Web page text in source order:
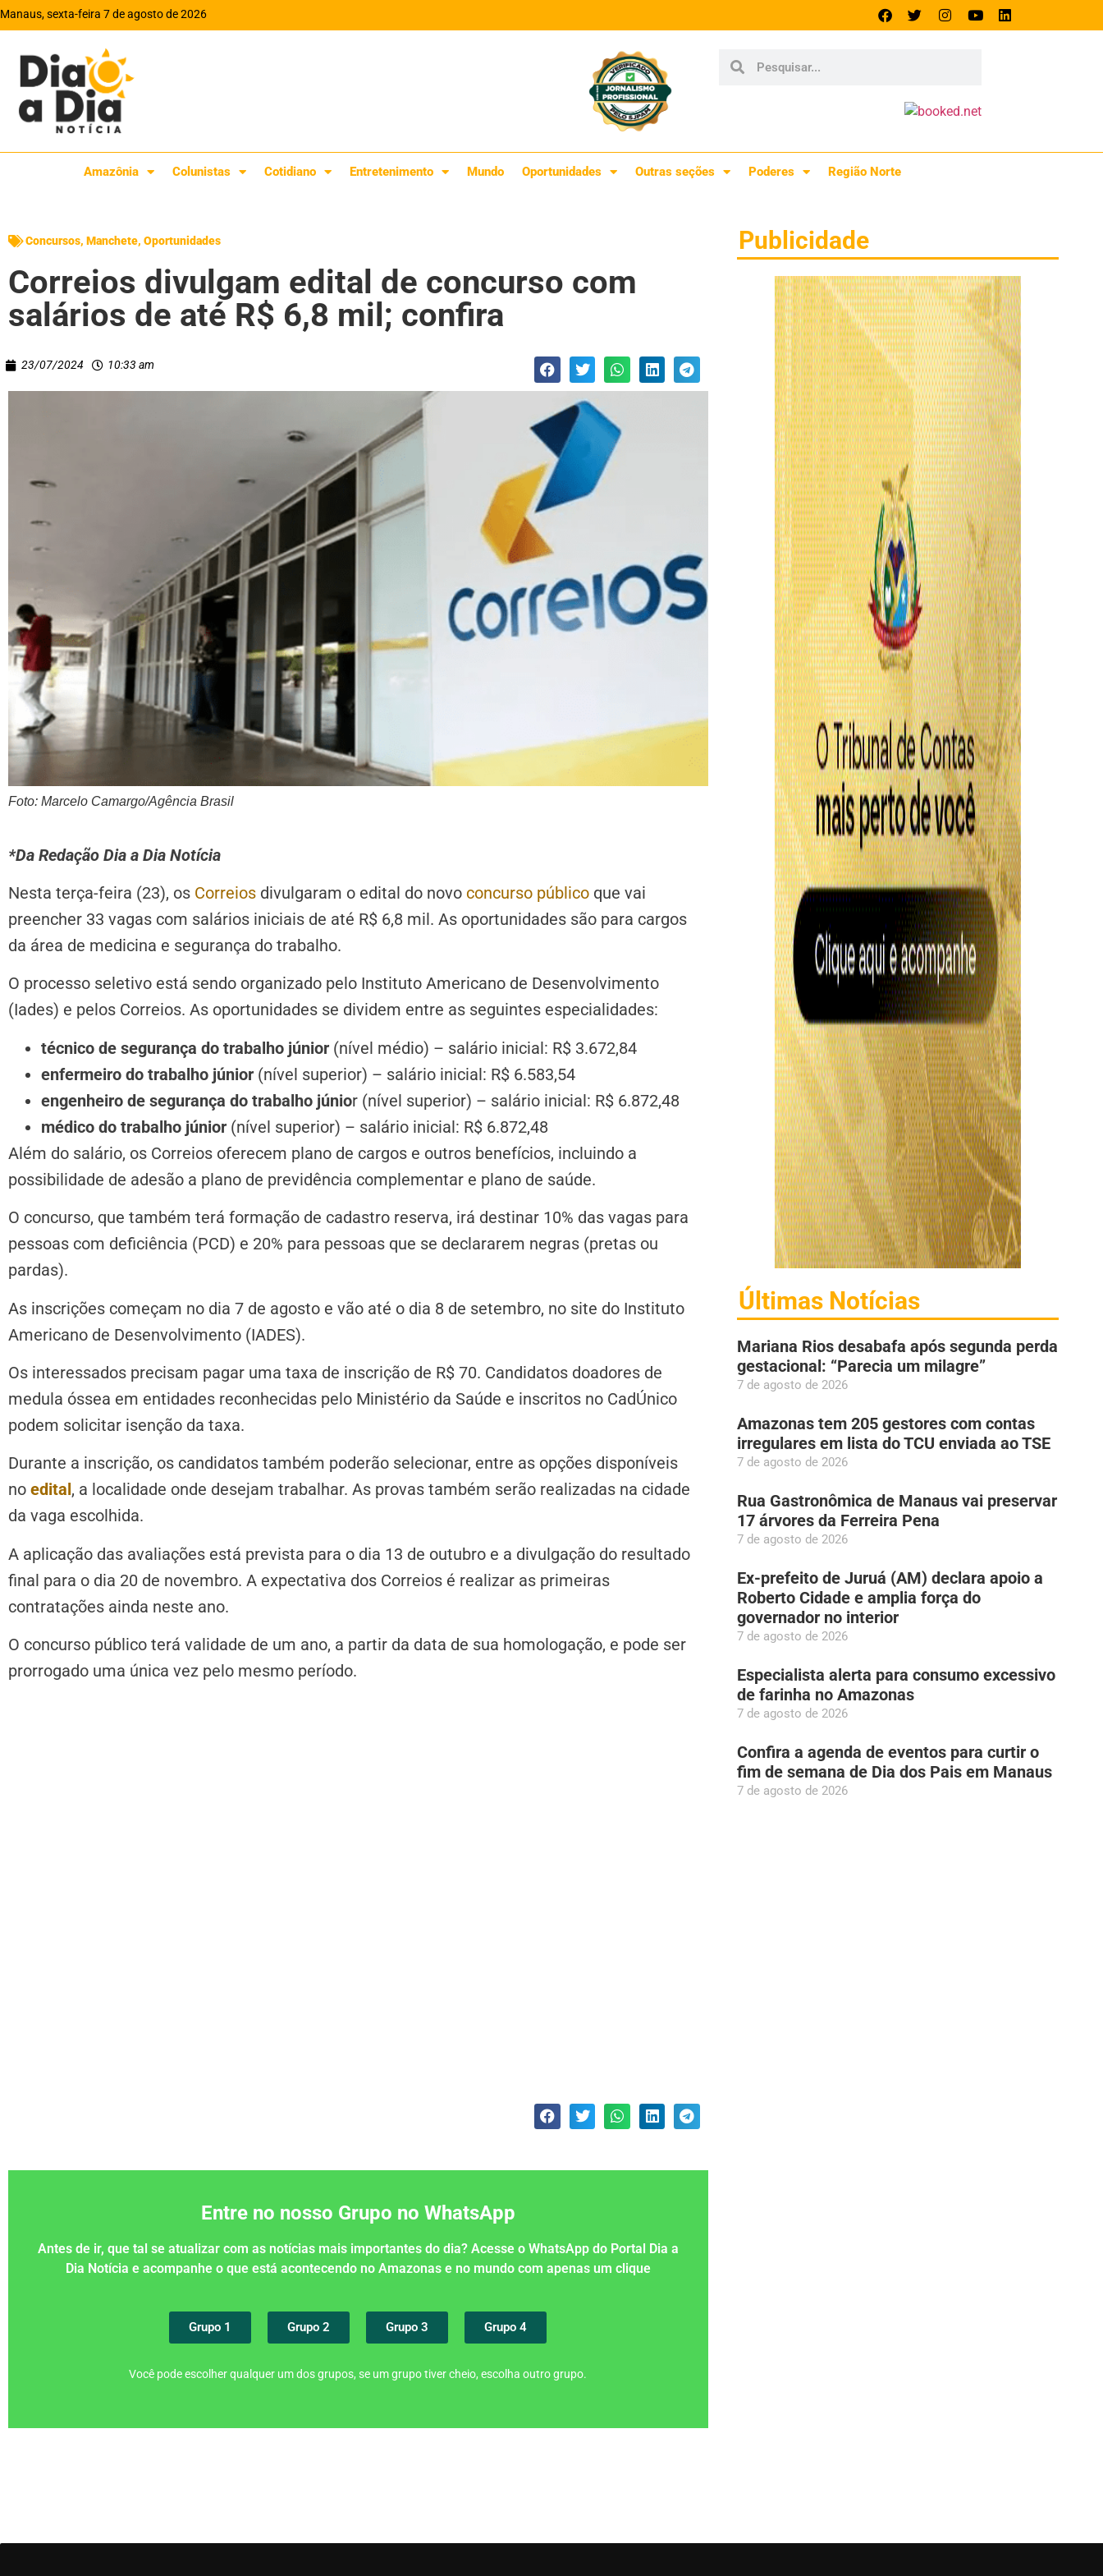
Manaus, sexta-feira 7 de agosto de 2026
Amazônia Colunistas Cotidiano Entretenimento Mundo Oportunidades Outras seções Poderes Região Norte
Concursos, Manchete, Oportunidades
Correios divulgam edital de concurso com
salários de até R$ 6,8 mil; confira
23/07/2024 10:33 am
Foto: Marcelo Camargo/Agência Brasil
*Da Redação Dia a Dia Notícia
Nesta terça-feira (23), os Correios divulgaram o edital do novo concurso público que vai
preencher 33 vagas com salários iniciais de até R$ 6,8 mil. As oportunidades são para cargos
da área de medicina e segurança do trabalho.
O processo seletivo está sendo organizado pelo Instituto Americano de Desenvolvimento
(Iades) e pelos Correios. As oportunidades se dividem entre as seguintes especialidades:
técnico de segurança do trabalho júnior (nível médio) – salário inicial: R$ 3.672,84
enfermeiro do trabalho júnior (nível superior) – salário inicial: R$ 6.583,54
engenheiro de segurança do trabalho júnior (nível superior) – salário inicial: R$ 6.872,48
médico do trabalho júnior (nível superior) – salário inicial: R$ 6.872,48
Além do salário, os Correios oferecem plano de cargos e outros benefícios, incluindo a
possibilidade de adesão a plano de previdência complementar e plano de saúde.
O concurso, que também terá formação de cadastro reserva, irá destinar 10% das vagas para
pessoas com deficiência (PCD) e 20% para pessoas que se declararem negras (pretas ou
pardas).
As inscrições começam no dia 7 de agosto e vão até o dia 8 de setembro, no site do Instituto
Americano de Desenvolvimento (IADES).
Os interessados precisam pagar uma taxa de inscrição de R$ 70. Candidatos doadores de
medula óssea em entidades reconhecidas pelo Ministério da Saúde e inscritos no CadÚnico
podem solicitar isenção da taxa.
Durante a inscrição, os candidatos também poderão selecionar, entre as opções disponíveis
no edital , a localidade onde desejam trabalhar. As provas também serão realizadas na cidade
da vaga escolhida.
A aplicação das avaliações está prevista para o dia 13 de outubro e a divulgação do resultado
final para o dia 20 de novembro. A expectativa dos Correios é realizar as primeiras
contratações ainda neste ano.
O concurso público terá validade de um ano, a partir da data de sua homologação, e pode ser
prorrogado uma única vez pelo mesmo período.
Entre no nosso Grupo no WhatsApp
Antes de ir, que tal se atualizar com as notícias mais importantes do dia? Acesse o WhatsApp do Portal Dia a
Dia Notícia e acompanhe o que está acontecendo no Amazonas e no mundo com apenas um clique
Grupo 1 Grupo 2 Grupo 3 Grupo 4
Você pode escolher qualquer um dos grupos, se um grupo tiver cheio, escolha outro grupo.
Publicidade
Últimas Notícias
Mariana Rios desabafa após segunda perda
gestacional: “Parecia um milagre”
7 de agosto de 2026
Amazonas tem 205 gestores com contas
irregulares em lista do TCU enviada ao TSE
7 de agosto de 2026
Rua Gastronômica de Manaus vai preservar
17 árvores da Ferreira Pena
7 de agosto de 2026
Ex-prefeito de Juruá (AM) declara apoio a
Roberto Cidade e amplia força do
governador no interior
7 de agosto de 2026
Especialista alerta para consumo excessivo
de farinha no Amazonas
7 de agosto de 2026
Confira a agenda de eventos para curtir o
fim de semana de Dia dos Pais em Manaus
7 de agosto de 2026